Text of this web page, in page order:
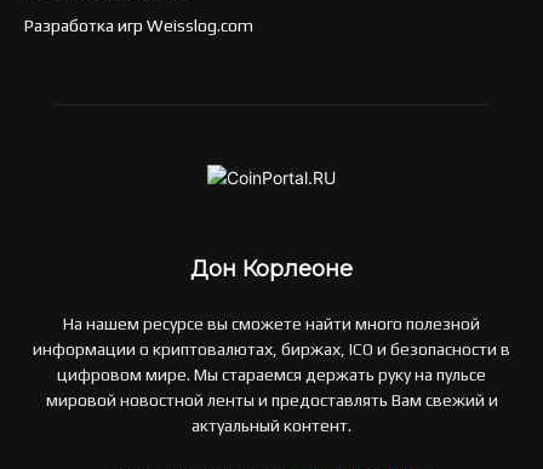
Разработка игр Weisslog.com
Дон Корлеоне
На нашем ресурсе вы сможете найти много полезной
информации о криптовалютах, биржах, ICO и безопасности в
цифровом мире. Мы стараемся держать руку на пульсе
мировой новостной ленты и предоставлять Вам свежий и
актуальный контент.